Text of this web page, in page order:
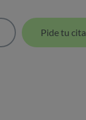
Pide tu cita